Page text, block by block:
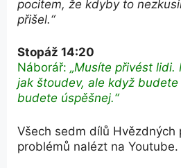
pocitem, že kdyby to
přišel.“
Stopáž 14:20
Náborář: „Musíte přivést
jak štoudev, ale když
budete úspěšnej.“
Všech sedm dílů Hvězdných
problémů nalézt na Youtube.